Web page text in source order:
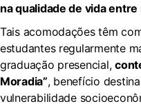
na qualidade de vida
Tais acomodações têm
estudantes regularmente
graduação presencial,
Moradia”, benefício
vulnerabilidade